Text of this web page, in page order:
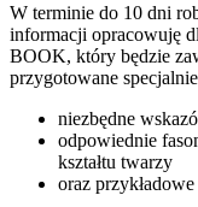
W terminie do 10 dni
informacji opracowuję
BOOK, który będzie
przygotowane
niezbędne
odpowiednie
kształtu twarzy
oraz